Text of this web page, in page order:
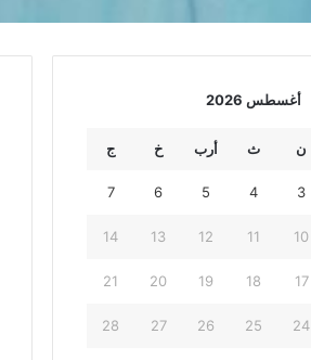
أغسطس 2026
ن ث أرب خ ج
3
4
5
6
7
10
11
12
13
14
17
18
19
20
21
24
25
26
27
28